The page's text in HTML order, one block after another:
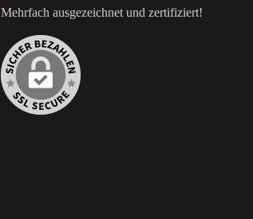
Mehrfach ausgezeichnet und zertifiziert!